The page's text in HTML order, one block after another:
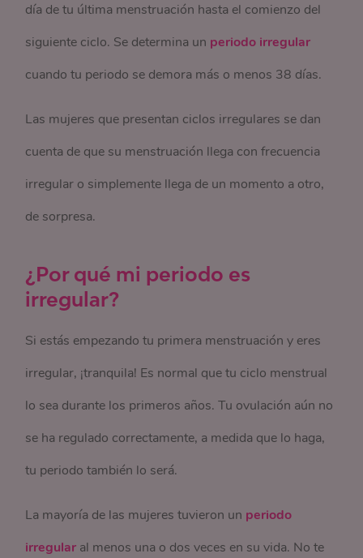
día de tu última menstruación hasta el comienzo del
siguiente ciclo. Se determina un periodo irregular
cuando tu periodo se demora más o menos 38 días.
Las mujeres que presentan ciclos irregulares se dan
cuenta de que su menstruación llega con frecuencia
irregular o simplemente llega de un momento a otro,
de sorpresa.
¿Por qué mi periodo es
irregular?
Si estás empezando tu primera menstruación y eres
irregular, ¡tranquila! Es normal que tu ciclo menstrual
lo sea durante los primeros años. Tu ovulación aún no
se ha regulado correctamente, a medida que lo haga,
tu periodo también lo será.
La mayoría de las mujeres tuvieron un periodo
irregular al menos una o dos veces en su vida. No te